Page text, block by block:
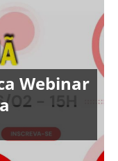
Webinar